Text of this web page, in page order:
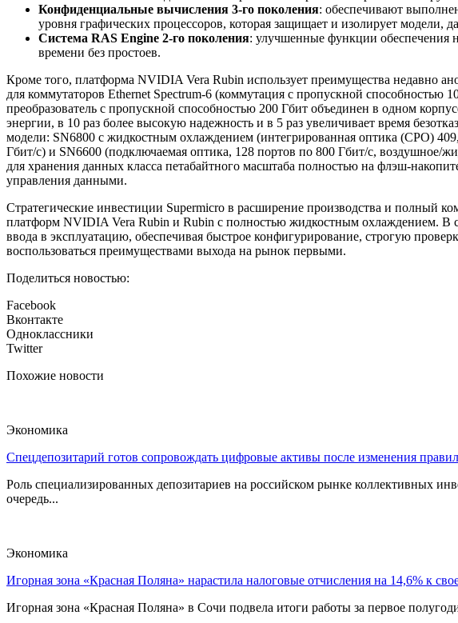
Конфиденциальные вычисления 3-го поколения: обеспечивают
уровня графических процессоров, которая защищает и изолирует модели,
Система RAS Engine 2-го поколения: улучшенные функции обеспечения
времени без простоев.
Кроме того, платформа NVIDIA Vera Rubin использует преимущества недавно
для коммутаторов Ethernet Spectrum-6 (коммутация с пропускной
преобразователь с пропускной способностью 200 Гбит объединен в одном
энергии, в 10 раз более высокую надежность и в 5 раз увеличивает время
модели: SN6800 с жидкостным охлаждением (интегрированная оптика (CPO)
Гбит/с) и SN6600 (подключаемая оптика, 128 портов по 800 Гбит/с, воздушное/
для хранения данных класса петабайтного масштаба полностью на флэш-
управления данными.
Стратегические инвестиции Supermicro в расширение производства и полный
платформ NVIDIA Vera Rubin и Rubin с полностью жидкостным охлаждением. В
ввода в эксплуатацию, обеспечивая быстрое конфигурирование, строгую
воспользоваться преимуществами выхода на рынок первыми.
Поделиться новостью:
Facebook
Вконтакте
Одноклассники
Twitter
Похожие новости
Экономика
Спецдепозитарий готов сопровождать цифровые активы после изменения
Роль специализированных депозитариев на российском рынке коллективных
очередь...
Экономика
Игорная зона «Красная Поляна» нарастила налоговые отчисления на 14,6% к
Игорная зона «Красная Поляна» в Сочи подвела итоги работы за первое